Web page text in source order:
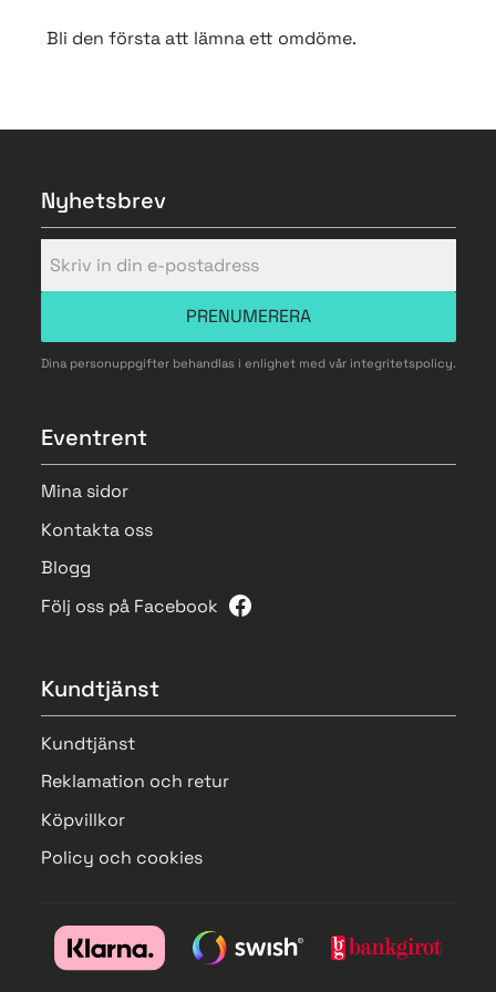
Bli den första att lämna ett omdöme.
Nyhetsbrev
PRENUMERERA
Dina personuppgifter behandlas i enlighet med vår integritetspolicy.
Eventrent
Mina sidor
Kontakta oss
Blogg
Följ oss på Facebook
Kundtjänst
Kundtjänst
Reklamation och retur
Köpvillkor
Policy och cookies